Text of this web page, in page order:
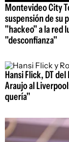
Montevideo City
suspensión de su
"hackeo" a la red
"desconfianza"
Hansi Flick, DT
Araujo al
quería"